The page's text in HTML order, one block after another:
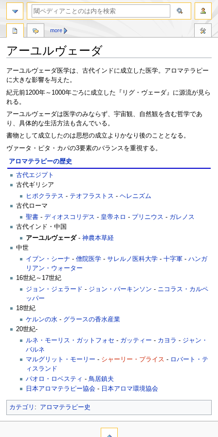
アーユルヴェーダ
ナ
ビ
ゲ
ー
ョ
ン
に
移
検
索
に
移
アーユルヴェーダ医学は、古代インドに成立した医学。アロマテラピー
に大きな影響を与えた。
紀元前1200年～1000年ごろに成立した『リグ・ヴェーダ』に源流が見ら
れる。
アーユルヴェーダは医学のみならず、宇宙観、自然観を含む哲学であ
り、具体的な生活方法も含んでいる。
書物として成立したのは思想の成立よりかなり後のこととなる。
ヴァータ・ピタ・カパの3要素のバランスを重視する。
アロマテラピーの歴史
古代エジプト
古代ギリシア
ヒポクラテス - テオフラストス -ヘレニズム
古代ローマ
聖書 -ディオスコリデス - 皇帝ネロ - プリニウス - ガレノス
古代インド・中国
アーユルヴェーダ -神農本草経
中世
イブン・シーナ -僧院医学 -サレルノ医科大学 -十字軍 -ハンガ
リアン・ウォーター
16世紀～17世紀
ジョン・ジェラード - ジョン・パーキンソン - ニコラス・カルペ
ッパー
18世紀
ケルンの水 - グラースの香水産業
20世紀-
ルネ・モーリス・ガットフォセ - ガッティー - カヨラ - ジャン・
バルネ
マルグリット・モーリー - シャーリー・プライス - ロバート・テ
ィスランド
パオロ・ロベスティ - 鳥居鎮夫
日本アロマテラピー協会 - 日本アロマ環境協会
カテゴリ : アロマテラピー史
more